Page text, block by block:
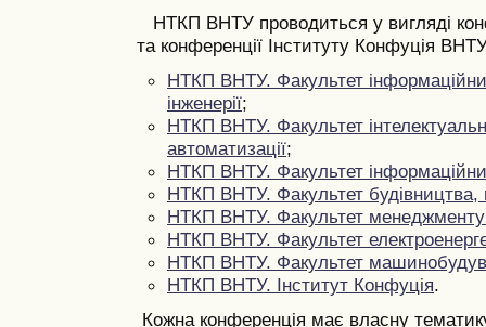
НТКП ВНТУ проводиться у вигляді
та конференції Інституту Конфуція
НТКП ВНТУ. Факультет
інженерії;
НТКП ВНТУ. Факультет
автоматизації;
НТКП ВНТУ. Факультет
НТКП ВНТУ. Факультет будівництва,
НТКП ВНТУ. Факультет менеджменту
НТКП ВНТУ. Факультет
НТКП ВНТУ. Факультет
НТКП ВНТУ. Інститут Конфуція.
Кожна конференція має власну